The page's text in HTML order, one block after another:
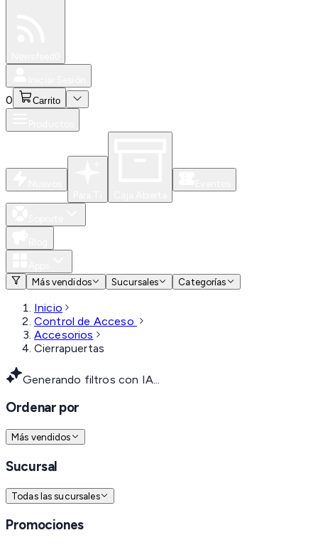
0 Carrito
Más vendidos
Sucursales Categorías
Inicio
Control de Acceso
Accesorios
Cierrapuertas
Generando filtros con IA...
Ordenar por
Más vendidos
Sucursal
Todas las sucursales
Promociones